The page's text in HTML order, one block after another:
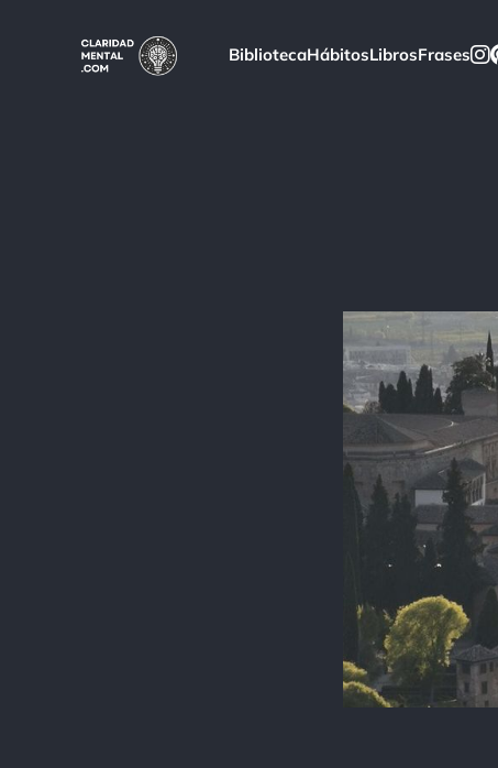
BibliotecaHábitosLibrosFrases